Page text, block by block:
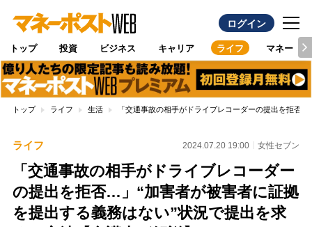
ログイン
トップ 投資 ビジネス キャリア ライフ マネー
トップ ライフ 生活 「交通事故の相手がドライブレコーダーの提出を拒否
ライフ 2024.07.20 19:00 女性セブン
「交通事故の相手がドライブレコーダー
の提出を拒否…」“加害者が被害者に証拠
を提出する義務はない”状況で提出を求